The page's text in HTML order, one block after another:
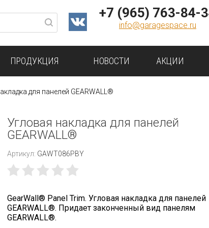
+7 (965) 763-84-
info@garagespace.ru
ПРОДУКЦИЯ НОВОСТИ АКЦИИ
для панелей GEARWALL®
Угловая накладка для панелей
GEARWALL®
Артикул: GAWT086PBY
GearWall® Panel Trim. Угловая накладка для панелей
GEARWALL®. Придает законченный вид панелям
GEARWALL®.